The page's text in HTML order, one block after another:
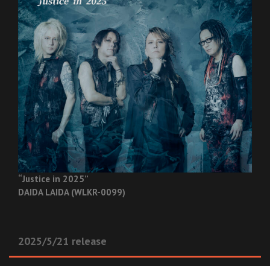
“Justice in 2025”
DAIDA LAIDA (WLKR-0099)
2025/5/21 release